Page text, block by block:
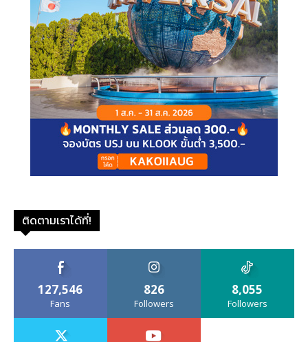
ติดตามเราได้ที่!
127,546
Fans
826
Followers
8,055
Followers